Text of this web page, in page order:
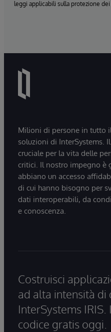
leggi applicabili sulla protezione dei
Milioni di persone in tutto
soluzioni di InterSystems.
cruciale per la vita delle
critici. Il nostro impegno è
abbiano un accesso
di cui hanno bisogno per
dati interoperabili, da
e conoscenza.
Costruisci
ad alta intensità di
InterSystems
codice gratis oggi.